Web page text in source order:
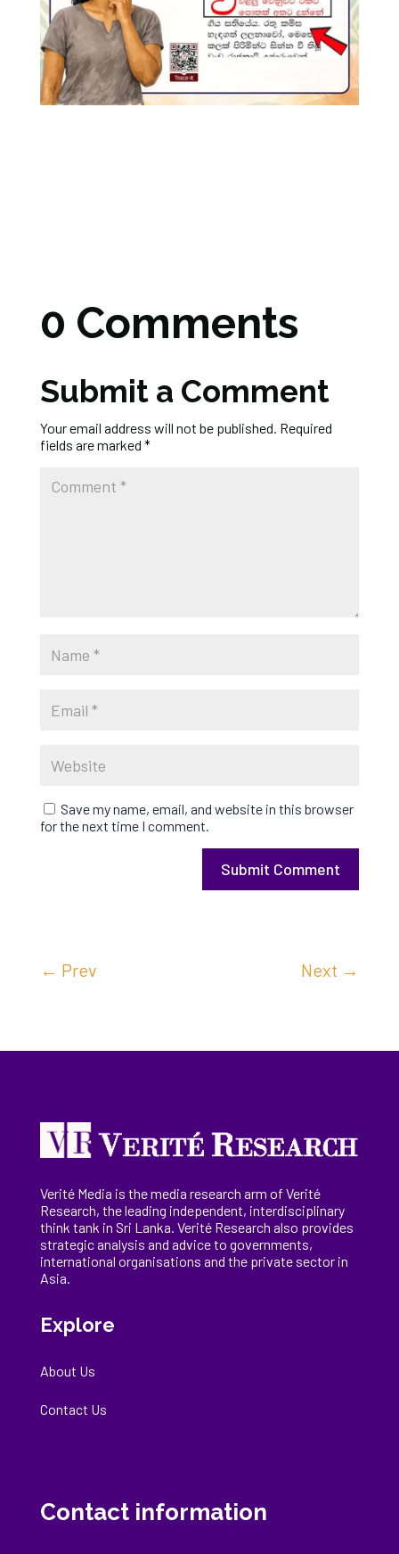
0 Comments
Submit a Comment
Your email address will not be published. Required
fields are marked *
Save my name, email, and website in this browser
for the next time I comment.
Submit Comment
← Prev Next →
Verité Media is the media research arm of Verité
Research, theleading independent, interdisciplinary
think tank in Sri Lanka. Verité Research also provides
strategic analysis and advice to governments,
international organisations and the private sector in
Asia.
Explore
About Us
Contact Us
Contact information